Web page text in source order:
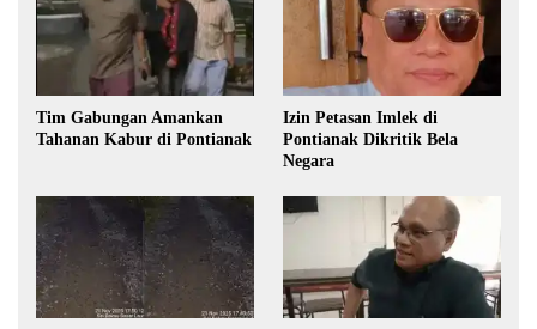
Tim Gabungan Amankan
Tahanan Kabur di Pontianak
Izin Petasan Imlek di
Pontianak Dikritik Bela
Negara